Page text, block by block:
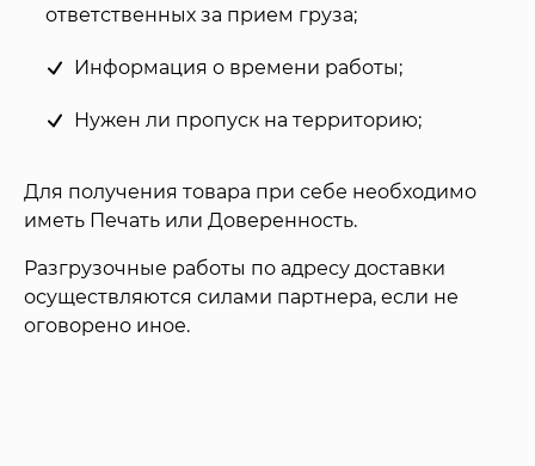
ответственных за прием груза;
Информация о времени работы;
Нужен ли пропуск на территорию;
Для получения товара при себе необходимо
иметь Печать или Доверенность.
Разгрузочные работы по адресу доставки
осуществляются силами партнера, если не
оговорено иное.